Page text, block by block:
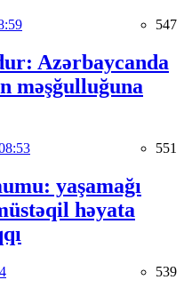
547
Azərbaycanda
məşğulluğuna
551
yaşamağı
həyata
539